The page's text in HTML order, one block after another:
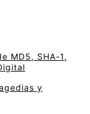
MD5, SHA-1,
y